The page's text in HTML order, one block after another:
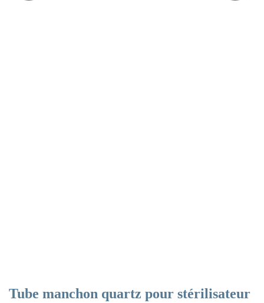
Tube manchon quartz pour stérilisateur